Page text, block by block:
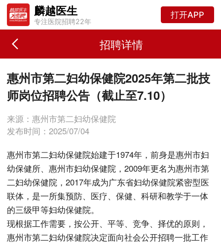
麟越医生
专注医院招聘22年
打开APP
招聘详情
惠州市第二妇幼保健院2025年第二批技
师岗位招聘公告（截止至7.10）
来源：惠州市第二妇幼保健院
发布时间：2025/07/04
惠州市第二妇幼保健院始建于1974年，前身是惠州市妇
幼保健所、惠州市妇幼保健院，2009年更名为惠州市第
二妇幼保健院，2017年成为广东省妇幼保健院紧密型医
联体，是一所集预防、医疗、保健、科研和教学于一体
的三级甲等妇幼保健院。
现根据工作需要，按公开、平等、竞争、择优的原则，
惠州市第二妇幼保健院决定面向社会公开招聘一批工作